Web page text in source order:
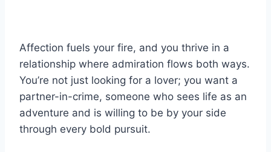
Affection fuels your fire, and you thrive in a
relationship where admiration flows both ways.
You’re not just looking for a lover; you want a
partner-in-crime, someone who sees life as an
adventure and is willing to be by your side
through every bold pursuit.